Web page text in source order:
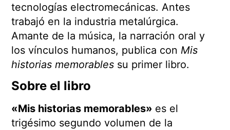
tecnologías electromecánicas. Antes
trabajó en la industria metalúrgica.
Amante de la música, la narración oral y
los vínculos humanos, publica con Mis
historias memorables su primer libro.
Sobre el libro
«Mis historias memorables» es el
trigésimo segundo volumen de la